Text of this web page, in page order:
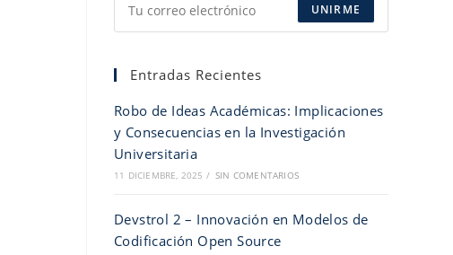
UNIRME
Entradas Recientes
Robo de Ideas Académicas: Implicaciones
y Consecuencias en la Investigación
Universitaria
11 DICIEMBRE, 2025 / SIN COMENTARIOS
Devstrol 2 – Innovación en Modelos de
Codificación Open Source